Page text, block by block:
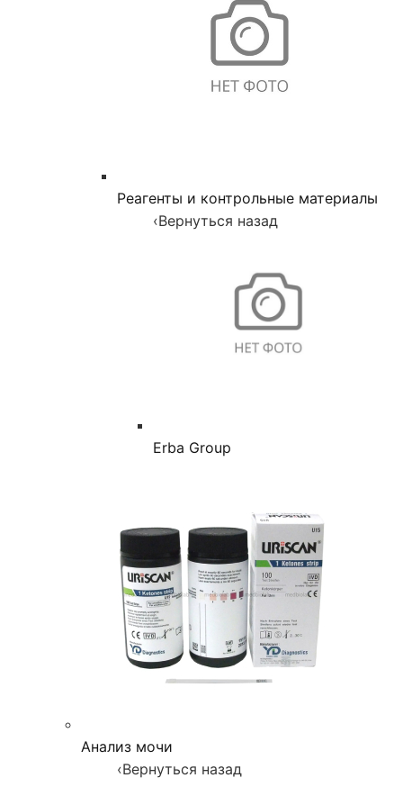
Реагенты и контрольные материалы
‹Вернуться назад
Erba Group
Анализ мочи
‹Вернуться назад